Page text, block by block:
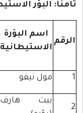
الاستيطانية
اسم البؤرة
الأم
نيفو نعماه
هارف
بيت